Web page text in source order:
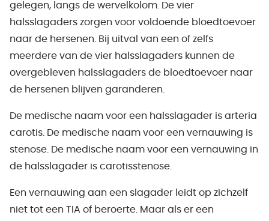
gelegen, langs de wervelkolom. De vier
halsslagaders zorgen voor voldoende bloedtoevoer
naar de hersenen. Bij uitval van een of zelfs
meerdere van de vier halsslagaders kunnen de
overgebleven halsslagaders de bloedtoevoer naar
de hersenen blijven garanderen.
De medische naam voor een halsslagader is arteria
carotis. De medische naam voor een vernauwing is
stenose. De medische naam voor een vernauwing in
de halsslagader is carotisstenose.
Een vernauwing aan een slagader leidt op zichzelf
niet tot een TIA of beroerte. Maar als er een